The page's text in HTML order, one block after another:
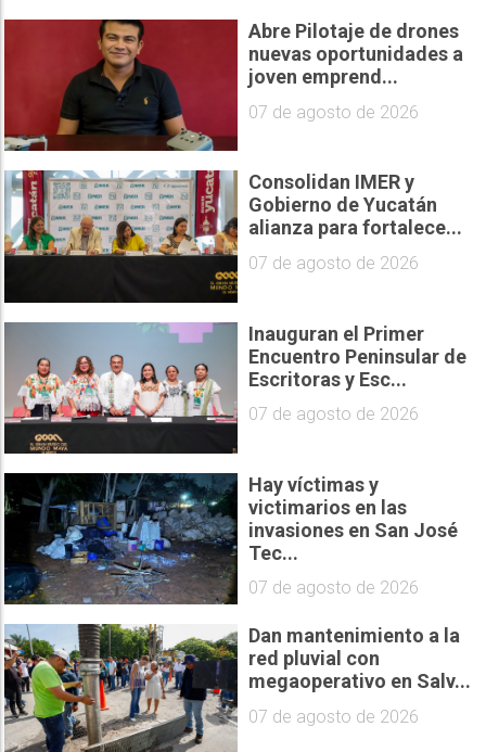
Abre Pilotaje de drones
nuevas oportunidades a
joven emprend...
07 de agosto de 2026
Consolidan IMER y
Gobierno de Yucatán
alianza para fortalece...
07 de agosto de 2026
Inauguran el Primer
Encuentro Peninsular de
Escritoras y Esc...
07 de agosto de 2026
Hay víctimas y
victimarios en las
invasiones en San José
Tec...
07 de agosto de 2026
Dan mantenimiento a la
red pluvial con
megaoperativo en Salv...
07 de agosto de 2026